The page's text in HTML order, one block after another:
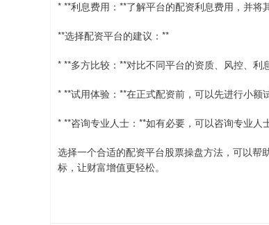
* **利息费用：**了解平台的配资利息费用，并将
**选择配资平台的建议：**
* **多方比较：**对比不同平台的资质、风控、利
* **试用体验：**在正式配资前，可以先进行小额
* **咨询专业人士：**如有必要，可以咨询专业人
选择一个合适的配资平台股票操盘方法，可以帮
标，让财富增值更轻松。